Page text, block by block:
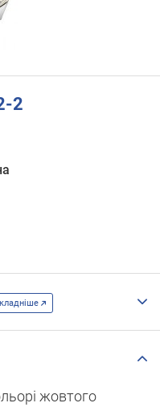
2
жовтого